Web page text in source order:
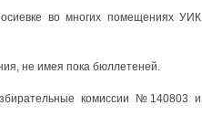
во многих помещениях УИК
не имея пока бюллетеней.
комиссии №140803 и